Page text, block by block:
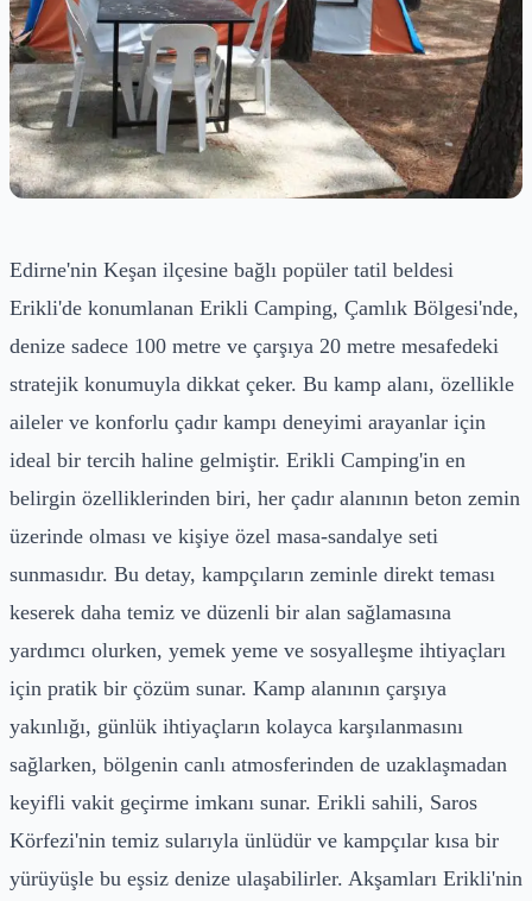
Edirne'nin Keşan ilçesine bağlı popüler tatil beldesi
Erikli'de konumlanan Erikli Camping, Çamlık Bölgesi'nde,
denize sadece 100 metre ve çarşıya 20 metre mesafedeki
stratejik konumuyla dikkat çeker. Bu kamp alanı, özellikle
aileler ve konforlu çadır kampı deneyimi arayanlar için
ideal bir tercih haline gelmiştir. Erikli Camping'in en
belirgin özelliklerinden biri, her çadır alanının beton zemin
üzerinde olması ve kişiye özel masa-sandalye seti
sunmasıdır. Bu detay, kampçıların zeminle direkt teması
keserek daha temiz ve düzenli bir alan sağlamasına
yardımcı olurken, yemek yeme ve sosyalleşme ihtiyaçları
için pratik bir çözüm sunar. Kamp alanının çarşıya
yakınlığı, günlük ihtiyaçların kolayca karşılanmasını
sağlarken, bölgenin canlı atmosferinden de uzaklaşmadan
keyifli vakit geçirme imkanı sunar. Erikli sahili, Saros
Körfezi'nin temiz sularıyla ünlüdür ve kampçılar kısa bir
yürüyüşle bu eşsiz denize ulaşabilirler. Akşamları Erikli'nin